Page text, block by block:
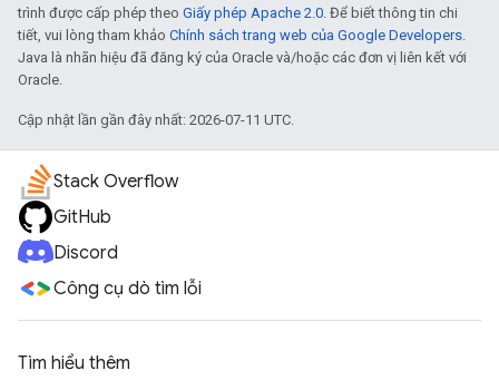
trình được cấp phép theo Giấy phép Apache 2.0. Để biết thông tin chi
tiết, vui lòng tham khảo Chính sách trang web của Google Developers.
Java là nhãn hiệu đã đăng ký của Oracle và/hoặc các đơn vị liên kết với
Oracle.
Cập nhật lần gần đây nhất: 2026-07-11 UTC.
Stack Overflow
GitHub
Discord
Công cụ dò tìm lỗi
Tìm hiểu thêm